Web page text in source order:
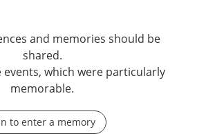
and memories should be
shared.
which were particularly
memorable.
to enter a memory